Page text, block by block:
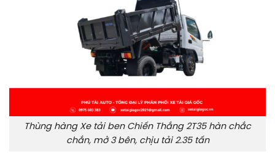
Thùng hàng Xe tải ben Chiến Thắng 2T35 hàn chắc
chắn, mở 3 bên, chịu tải 2.35 tấn